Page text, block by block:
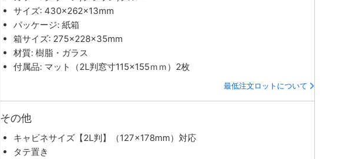
サイズ: 430×262×13mm
パッケージ: 紙箱
箱サイズ: 275×228×35mm
材質: 樹脂・ガラス
付属品: マット（2L判窓寸115×155ｍｍ）2枚
最低注文ロットについて
その他
キャビネサイズ【2L判】（127×178mm）対応
タテ置き